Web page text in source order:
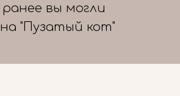
вы могли
"Пузатый кот"